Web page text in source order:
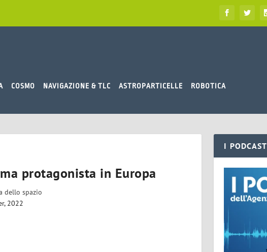
COSMO NAVIGAZIONE & TLC ASTROPARTICELLE ROBOTICA
protagonista in Europa
dello spazio
2022
I PODCAST